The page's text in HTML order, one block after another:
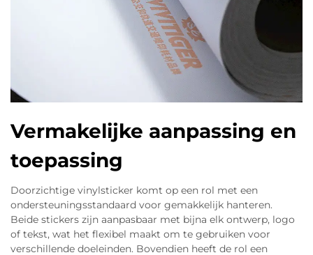
Vermakelijke aanpassing en
toepassing
Doorzichtige vinylsticker komt op een rol met een
ondersteuningsstandaard voor gemakkelijk hanteren.
Beide stickers zijn aanpasbaar met bijna elk ontwerp, logo
of tekst, wat het flexibel maakt om te gebruiken voor
verschillende doeleinden. Bovendien heeft de rol een